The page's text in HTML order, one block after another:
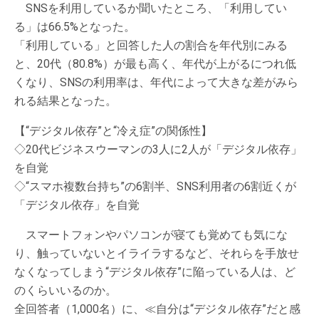
SNSを利用しているか聞いたところ、「利用してい
る」は66.5%となった。
「利用している」と回答した人の割合を年代別にみる
と、20代（80.8%）が最も高く、年代が上がるにつれ低
くなり、SNSの利用率は、年代によって大きな差がみら
れる結果となった。
【“デジタル依存”と“冷え症”の関係性】
◇20代ビジネスウーマンの3人に2人が「デジタル依存」
を自覚
◇“スマホ複数台持ち”の6割半、SNS利用者の6割近くが
「デジタル依存」を自覚
スマートフォンやパソコンが寝ても覚めても気にな
り、触っていないとイライラするなど、それらを手放せ
なくなってしまう“デジタル依存”に陥っている人は、ど
のくらいいるのか。
全回答者（1,000名）に、≪自分は“デジタル依存”だと感